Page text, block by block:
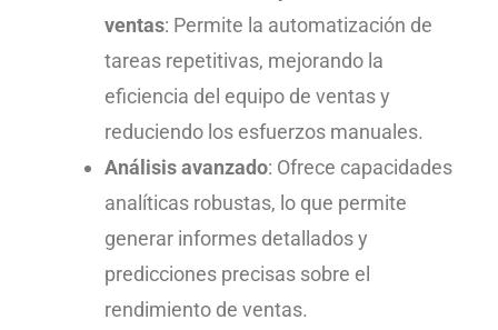
ventas: Permite la automatización de
tareas repetitivas, mejorando la
eficiencia del equipo de ventas y
reduciendo los esfuerzos manuales.
Análisis avanzado: Ofrece capacidades
analíticas robustas, lo que permite
generar informes detallados y
predicciones precisas sobre el
rendimiento de ventas.